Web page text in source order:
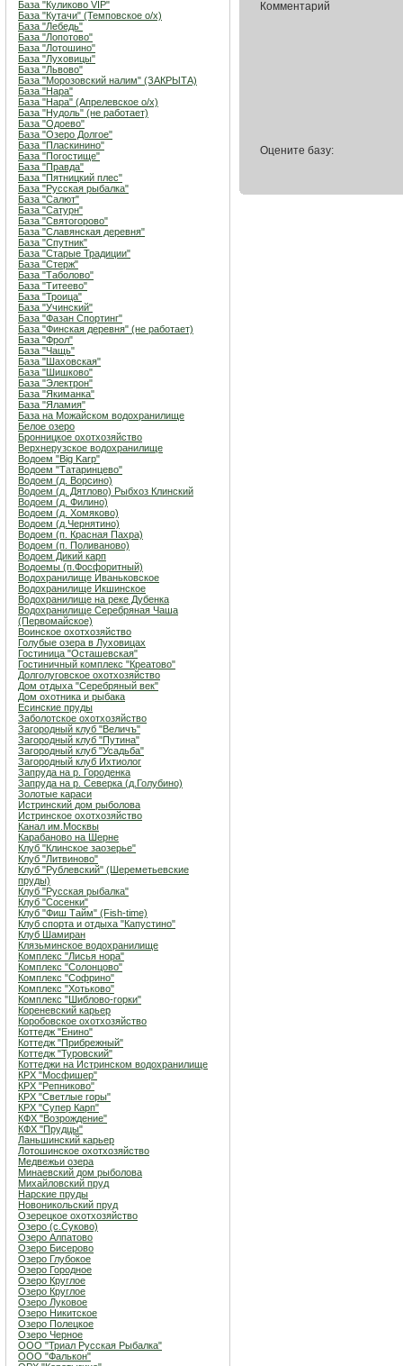
База "Куликово VIP"
База "Кутачи" (Темповское о/х)
База "Лебедь"
База "Лопотово"
База "Лотошино"
База "Луховицы"
База "Львово"
База "Морозовский налим" (ЗАКРЫТА)
База "Нара"
База "Нара" (Апрелевское о/х)
База "Нудоль" (не работает)
База "Одоево"
База "Озеро Долгое"
База "Пласкинино"
База "Погостище"
База "Правда"
База "Пятницкий плес"
База "Русская рыбалка"
База "Салют"
База "Сатурн"
База "Святогорово"
База "Славянская деревня"
База "Спутник"
База "Старые Традиции"
База "Стерж"
База "Таболово"
База "Титеево"
База "Троица"
База "Учинский"
База "Фазан Спортинг"
База "Финская деревня" (не работает)
База "Фрол"
База "Чащь"
База "Шаховская"
База "Шишково"
База "Электрон"
База "Якиманка"
База "Яламия"
База на Можайском водохранилище
Белое озеро
Бронницкое охотхозяйство
Верхнерузское водохранилище
Водоем "Big Karp"
Водоем "Татаринцево"
Водоем (д. Ворсино)
Водоем (д. Дятлово) Рыбхоз Клинский
Водоем (д. Филино)
Водоем (д. Хомяково)
Водоем (д.Чернятино)
Водоем (п. Красная Пахра)
Водоем (п. Поливаново)
Водоем Дикий карп
Водоемы (п.Фосфоритный)
Водохранилище Иваньковское
Водохранилище Икшинское
Водохранилище на реке Дубенка
Водохранилище Серебряная Чаша
(Первомайское)
Воинское охотхозяйство
Голубые озера в Луховицах
Гостиница "Осташевcкая"
Гостиничный комплекс "Креатово"
Долголуговское охотхозяйство
Дом отдыха "Серебряный век"
Дом охотника и рыбака
Есинские пруды
Заболотское охотхозяйство
Загородный клуб "Величъ"
Загородный клуб "Путина"
Загородный клуб "Усадьба"
Загородный клуб Ихтиолог
Запруда на р. Городенка
Запруда на р. Северка (д.Голубино)
Золотые караси
Истринский дом рыболова
Истринское охотхозяйство
Канал им.Москвы
Карабаново на Шерне
Клуб "Клинское заозерье"
Клуб "Литвиново"
Клуб "Рублевский" (Шереметьевские
пруды)
Клуб "Русская рыбалка"
Клуб "Сосенки"
Клуб "Фиш Тайм" (Fish-time)
Клуб спорта и отдыха "Капустино"
Клуб Шамиран
Клязьминское водохранилище
Комплекс "Лисья нора"
Комплекс "Солонцово"
Комплекс "Софрино"
Комплекс "Хотьково"
Комплекс "Шиблово-горки"
Кореневский карьер
Коробовское охотхозяйство
Коттедж "Енино"
Коттедж "Прибрежный"
Коттедж "Туровский"
Коттеджи на Истринском водохранилище
КРХ "Мосфишер"
КРХ "Репниково"
КРХ "Светлые горы"
КРХ "Супер Карп"
КФХ "Возрождение"
КФХ "Прудцы"
Ланьшинский карьер
Лотошинское охотхозяйство
Медвежьи озера
Минаевский дом рыболова
Михайловский пруд
Нарские пруды
Новоникольский пруд
Озерецкое охотхозяйство
Озеро (c.Суково)
Озеро Алпатово
Озеро Бисерово
Озеро Глубокое
Озеро Городное
Озеро Круглое
Озеро Круглое
Озеро Луковое
Озеро Никитское
Озеро Полецкое
Озеро Черное
ООО "Триал Русская Рыбалка"
ООО "Фалькон"
Комментарий
Оцените базу: